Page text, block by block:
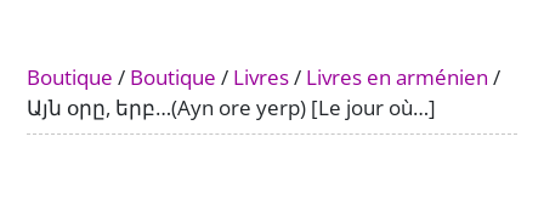
[Le
jour
Boutique / Boutique / Livres/ Livres en arménien /
Այն օրը, երբ…(Ayn ore yerp) [Le jour où…]